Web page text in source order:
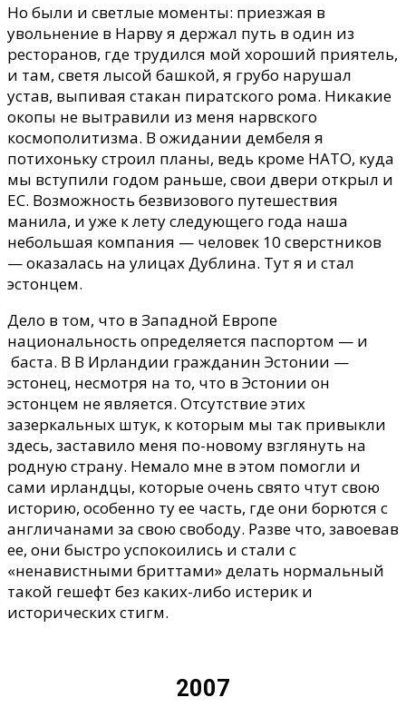
Но были и светлые моменты: приезжая в
увольнение в Нарву я держал путь в один из
ресторанов, где трудился мой хороший приятель,
и там, светя лысой башкой, я грубо нарушал
устав, выпивая стакан пиратского рома. Никакие
окопы не вытравили из меня нарвского
космополитизма. В ожидании дембеля я
потихоньку строил планы, ведь кроме НАТО, куда
мы вступили годом раньше, свои двери открыл и
ЕС. Возможность безвизового путешествия
манила, и уже к лету следующего года наша
небольшая компания — человек 10 сверстников
—оказалась на улицах Дублина. Тут я и стал
эстонцем.
Дело в том, что в Западной Европе
национальность определяется паспортом — и
баста. В В Ирландии гражданин Эстонии —
эстонец, несмотря на то, что в Эстонии он
эстонцем не является. Отсутствие этих
зазеркальных штук, к которым мы так привыкли
здесь, заставило меня по-новому взглянуть на
родную страну. Немало мне в этом помогли и
сами ирландцы, которые очень свято чтут свою
историю, особенно ту ее часть, где они борются с
англичанами за свою свободу. Разве что, завоевав
ее, они быстро успокоились и стали с
«ненавистными бриттами» делать нормальный
такой гешефт без каких-либо истерик и
исторических стигм.
2007